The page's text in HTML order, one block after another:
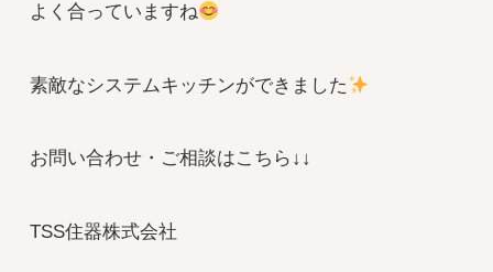
よく合っていますね
素敵なシステムキッチンができました
お問い合わせ・ご相談はこちら↓↓
TSS住器株式会社